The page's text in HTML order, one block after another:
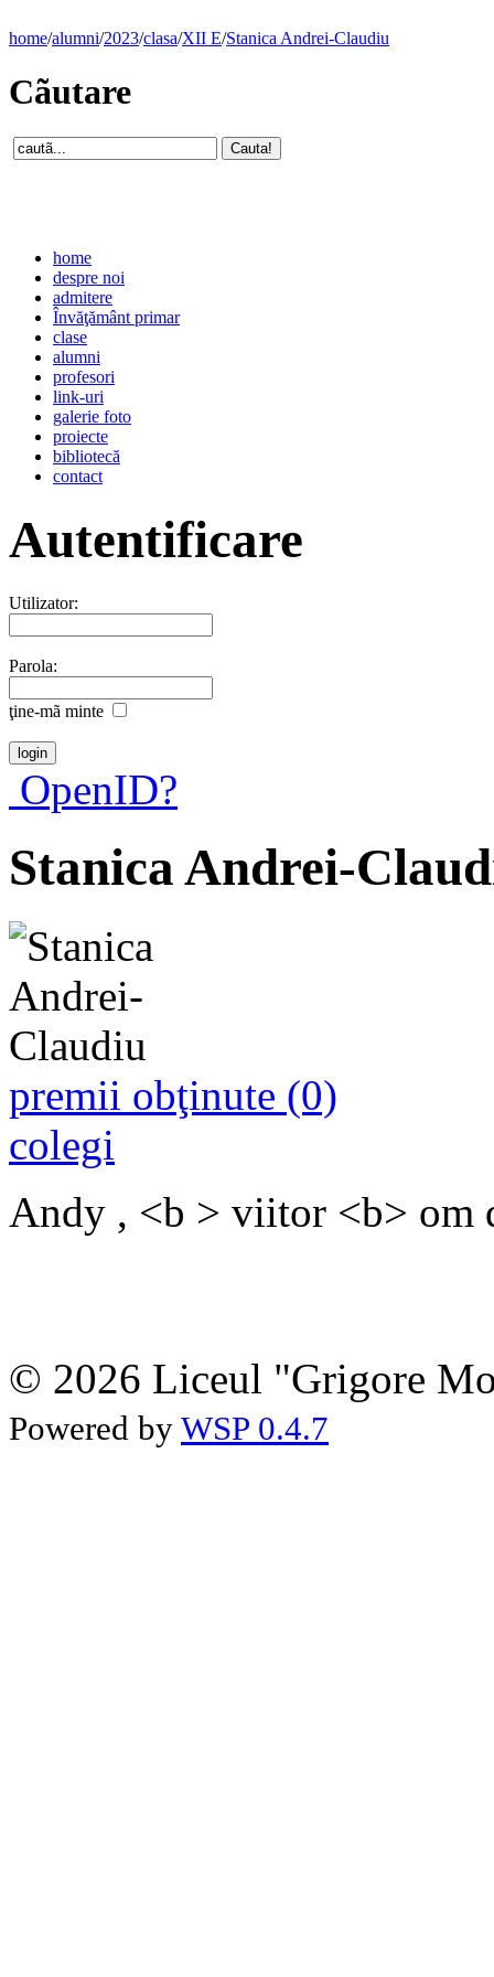
home/alumni/2023/clasa/XII E/Stanica Andrei-Claudiu
Cãutare
home
despre noi
admitere
Învăţământ primar
clase
alumni
profesori
link-uri
galerie foto
proiecte
bibliotecă
contact
Autentificare
Utilizator:
Parola:
ţine-mã minte
OpenID?
Stanica Andrei-
premii obţinute (0)
colegi
Andy , <b > viitor <b> om
© 2026 Liceul "Grigore
Powered by WSP 0.4.7